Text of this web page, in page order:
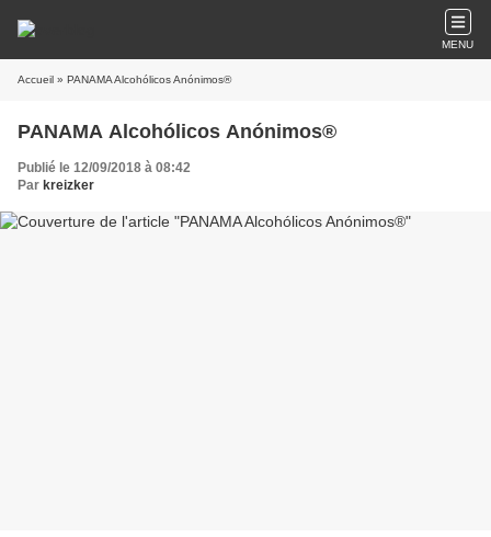
MENU
Accueil » PANAMA Alcohólicos Anónimos®
PANAMA Alcohólicos Anónimos®
Publié le 12/09/2018 à 08:42
Par kreizker